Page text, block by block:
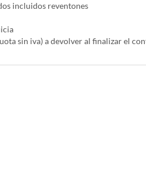
incluidos reventones
sin iva) a devolver al finalizar el